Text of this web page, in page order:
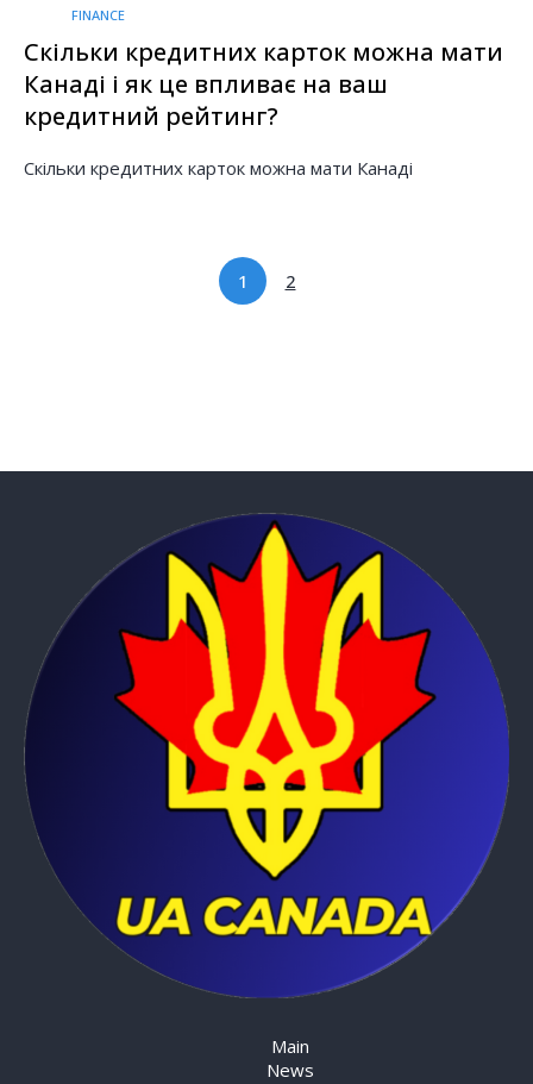
FINANCE
Скільки кредитних карток можна мати
Канаді і як це впливає на ваш
кредитний рейтинг?
Скільки кредитних карток можна мати Канаді
1 2
Main
News